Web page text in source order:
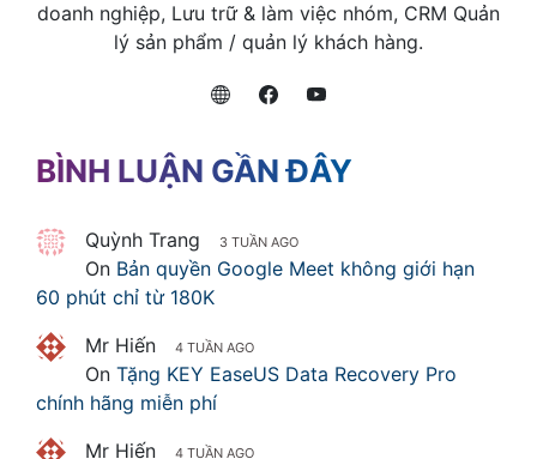
doanh nghiệp, Lưu trữ & làm việc nhóm, CRM Quản
lý sản phẩm / quản lý khách hàng.
BÌNH LUẬN GẦN ĐÂY
Quỳnh Trang 3 TUẦN AGO
On Bản quyền Google Meet không giới hạn
60 phút chỉ từ 180K
Mr Hiến
4 TUẦN AGO
On Tặng KEY EaseUS Data Recovery Pro
chính hãng miễn phí
Mr Hiến
4 TUẦN AGO